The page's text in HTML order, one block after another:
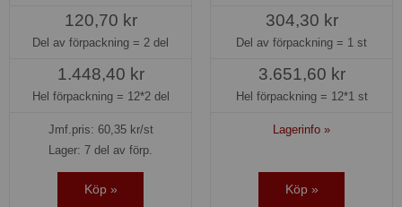
120,70 kr
Del av förpackning = 2 del
1.448,40 kr
Hel förpackning = 12*2 del
Jmf.pris: 60,35kr/st
Lager: 7 del av förp.
Köp »
304,30 kr
Del av förpackning = 1 st
3.651,60 kr
Hel förpackning = 12*1 st
Lagerinfo »
Köp »